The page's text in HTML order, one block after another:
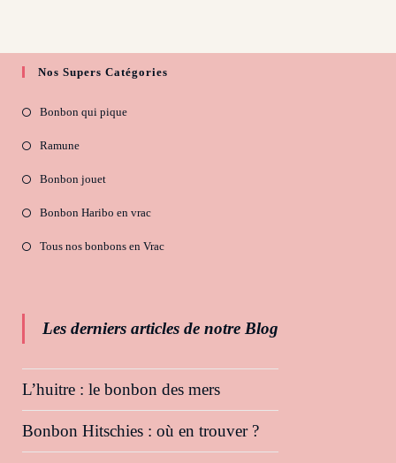
Nos Supers Catégories
Bonbon qui pique
Ramune
Bonbon jouet
Bonbon Haribo en vrac
Tous nos bonbons en Vrac
Les derniers articles de notre Blog
L’huitre : le bonbon des mers
Bonbon Hitschies : où en trouver ?